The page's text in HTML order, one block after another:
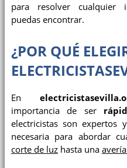
para resolver cualquier
puedas encontrar.
¿POR QUÉ
En
importancia de ser
electricistas son expertos
necesaria para abordar
corte de luzhasta una